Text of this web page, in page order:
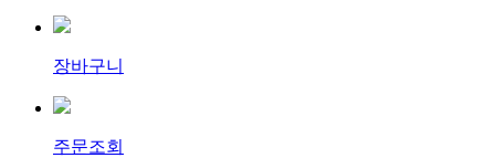
장바구니
주문조회